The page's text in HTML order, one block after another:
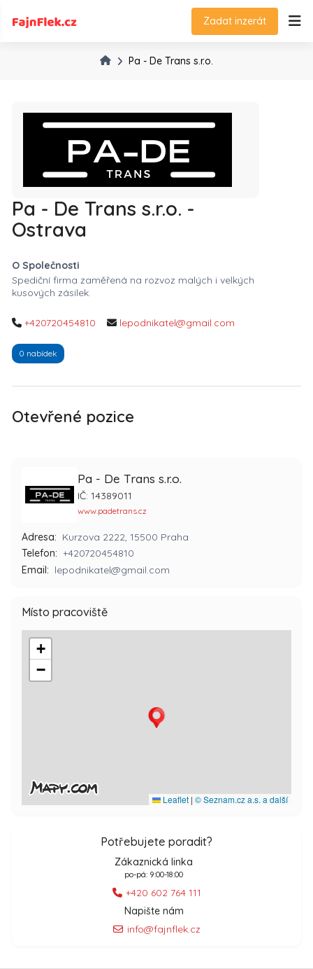
Zadat inzerát
Pa - De Trans s.r.o.
Pa - De Trans s.r.o. -
Ostrava
O Společnosti
Spediční firma zaměřená na rozvoz malých i velkých
kusových zásilek.
+420720454810 lepodnikatel@gmail.com
0 nabídek
Otevřené pozice
Pa - De Trans s.r.o.
IČ: 14389011
www.padetrans.cz
Adresa: Kurzova 2222, 15500 Praha
Telefon: +420720454810
Email: lepodnikatel@gmail.com
Místo pracoviště
+
−
Leaflet | © Seznam.cz a.s. a další
Potřebujete poradit?
Zákaznická linka
po-pá: 9:00-18:00
+420 602 764 111
Napište nám
info@fajnflek.cz